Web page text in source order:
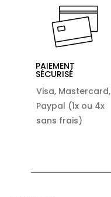
PAIEMENT
SÉCURISÉ
Visa, Mastercard,
Paypal (1x ou 4x
sans frais)